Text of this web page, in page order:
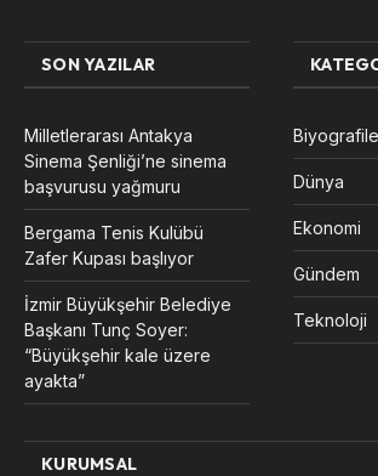
SON YAZILAR
Milletlerarası Antakya
Sinema Şenliği’ne sinema
başvurusu yağmuru
Bergama Tenis Kulübü
Zafer Kupası başlıyor
İzmir Büyükşehir Belediye
Başkanı Tunç Soyer:
“Büyükşehir kale üzere
ayakta”
Dünya
Ekonomi
Gündem
Teknoloji
KURUMSAL